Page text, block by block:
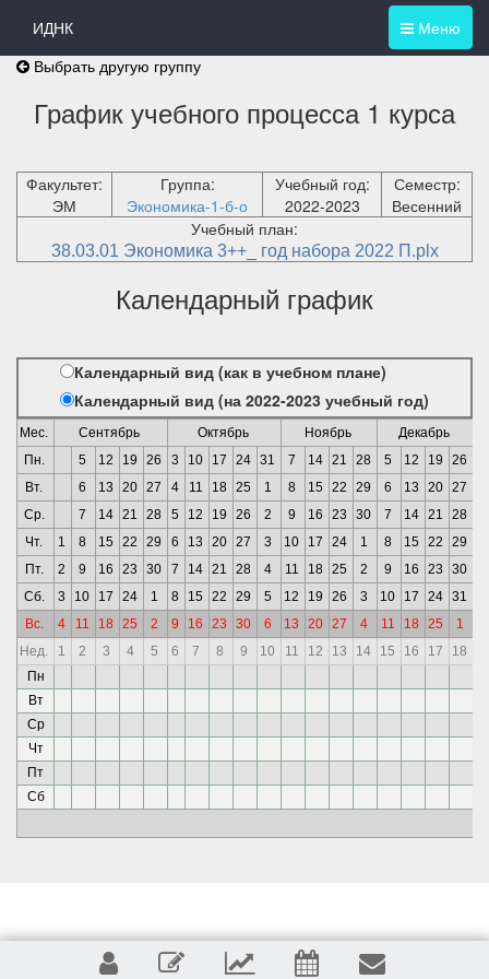
Меню
ИДНК
Выбрать другую группу
График учебного процесса 1 курса
Факультет:
ЭМ
Группа:
Экономика-1-б-о
Учебный год:
2022-2023
Семестр:
Весенний
Учебный план:
38.03.01 Экономика 3++_ год набора 2022 П.plx
Календарный график
Календарный вид (как в учебном плане)
Календарный вид (на 2022-2023 учебный год)
Мес. Сентябрь Октябрь Ноябрь
Декабрь
Пн.
5 12 19 26 3 10 17 24 31 7 14 21 28 5 12 19 26
Вт.
6 13 20 27 4 11 18 25 1 8 15 22 29 6 13 20 27
Ср.
7 14 21 28 5 12 19 26 2 9 16 23 30 7 14 21 28
Чт.
1 8 15 22 29 6 13 20 27 3 10 17 24 1 8 15 22 29
Пт.
2 9 16 23 30 7 14 21 28 4 11 18 25 2 9 16 23 30
Сб.
3 10 17 24 1 8 15 22 29 5 12 19 26 3 10 17 24 31
Вс.
4 11 18 25 2 9 16 23 30 6 13 20 27 4 11 18 25 1
Нед.
1 2 3 4 5 6 7 8 9 10 11 12 13 14 15 16 17 18
Пн
Вт
Ср
Чт
Пт
Сб